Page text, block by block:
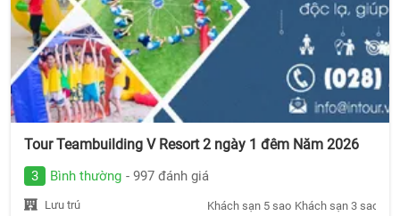
Tour Teambuilding V Resort 2 ngày 1 đêm Năm 2026
3 Bình thường - 997 đánh giá
Lưu trú Khách sạn 5 sao Khách sạn 3 sao